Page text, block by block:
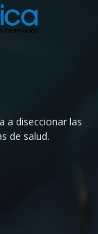
a diseccionar las
de salud.